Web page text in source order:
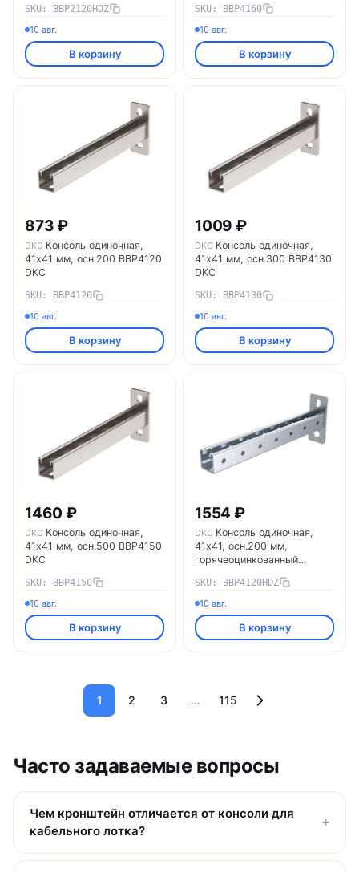
SKU: BBP2120HDZ
10 авг.
В корзину
SKU: BBP4160
10 авг.
В корзину
873 ₽
DKC Консоль одиночная,
41х41 мм, осн.200 BBP4120
DKC
SKU: BBP4120
10 авг.
В корзину
1009 ₽
DKC Консоль одиночная,
41х41 мм, осн.300 BBP4130
DKC
SKU: BBP4130
10 авг.
В корзину
1460 ₽
DKC Консоль одиночная,
41х41 мм, осн.500 BBP4150
DKC
SKU: BBP4150
10 авг.
В корзину
1554 ₽
DKC Консоль одиночная,
41х41, осн.200 мм,
горячеоцинкованный
SKU: BBP4120HDZ
10 авг.
В корзину
1 2 3 … 115
Часто задаваемые вопросы
Чем кронштейн отличается от консоли для
кабельного лотка?
+